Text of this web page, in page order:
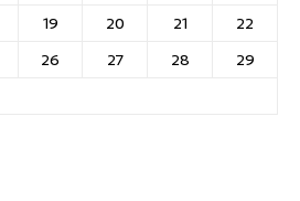
19 20 21
22
26 27 28
29